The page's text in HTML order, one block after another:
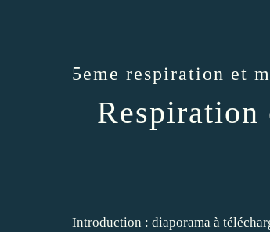
5eme respiration et
Introduction : diaporama à